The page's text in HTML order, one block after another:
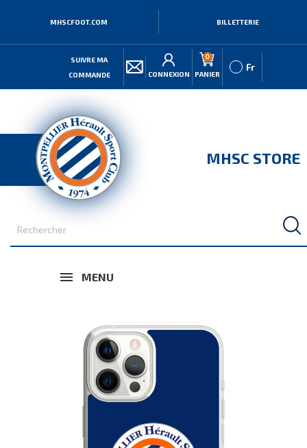
MHSCFOOT.COM BILLETTERIE
SUIVRE MA
COMMANDE
CONNEXION
0
PANIER
Fr
MHSC STORE
MENU